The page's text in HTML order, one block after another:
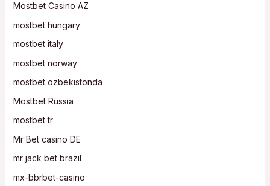
Mostbet Casino AZ
mostbet hungary
mostbet italy
mostbet norway
mostbet ozbekistonda
Mostbet Russia
mostbet tr
Mr Bet casino DE
mr jack bet brazil
mx-bbrbet-casino